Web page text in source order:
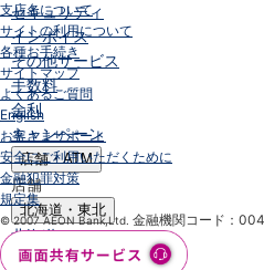
セキュリティ
インボイス
その他サービス
手数料
金利
キャンペーン
店舗・ATM
店舗
北海道・東北
北海道
青森県
支店名について
サイトの利用について
各種お手続き
サイトマップ
よくあるご質問
English
お客さまサポート
安全にご利用いただくために
金融犯罪対策
規定集
© 2007 AEON Bank,Ltd. 金融機関コード：